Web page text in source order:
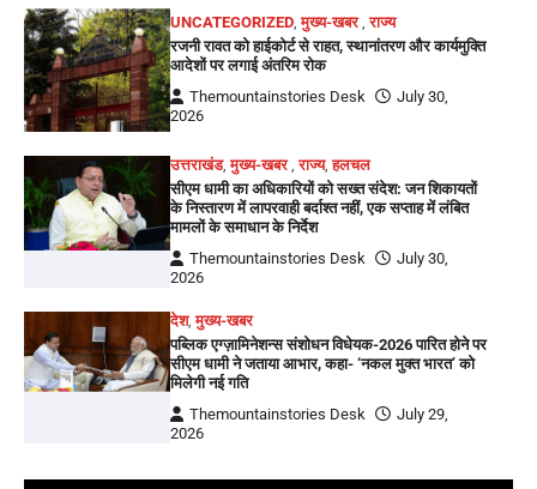
UNCATEGORIZED,मुख्य-खबर,राज्य
रजनी रावत को हाईकोर्ट से राहत, स्थानांतरण और कार्यमुक्ति
आदेशों पर लगाई अंतरिम रोक
Themountainstories Desk
July 30,
2026
उत्तराखंड,मुख्य-खबर ,राज्य,हलचल
सीएम धामी का अधिकारियों को सख्त संदेश: जन शिकायतों
के निस्तारण में लापरवाही बर्दाश्त नहीं, एक सप्ताह में लंबित
मामलों के समाधान के निर्देश
Themountainstories Desk
July 30,
2026
देश,मुख्य-खबर
पब्लिक एग्ज़ामिनेशन्स संशोधन विधेयक-2026 पारित होने पर
सीएम धामी ने जताया आभार, कहा- ‘नकल मुक्त भारत’ को
मिलेगी नई गति
Themountainstories Desk
July 29,
2026